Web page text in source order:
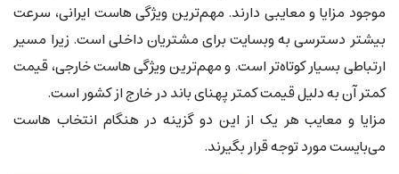
موجود مزایا و معایبی دارند. مهم‌ترین ویژگی هاست ایرانی، سرعت
بیشتر دسترسی به وبسایت برای مشتریان داخلی است. زیرا مسیر
ارتباطی بسیار کوتاه‌تر است. و مهم‌ترین ویژگی هاست خارجی، قیمت
کمتر آن به دلیل قیمت کمتر پهنای باند در خارج از کشور است.
مزایا و معایب هر یک از این دو گزینه در هنگام انتخاب هاست
می‌بایست مورد توجه قرار بگیرند.